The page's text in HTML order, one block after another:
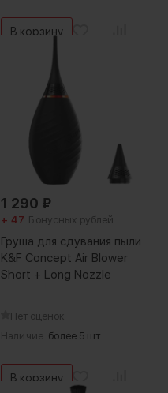
В корзину
1 290 ₽
+ 47 Бонусных рублей
Груша для сдувания пыли
K&F Concept Air Blower
Short + Long Nozzle
Нет оценок
Наличие: более 5 шт.
В корзину